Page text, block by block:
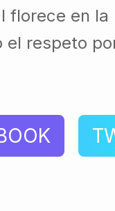
florece en
el respeto